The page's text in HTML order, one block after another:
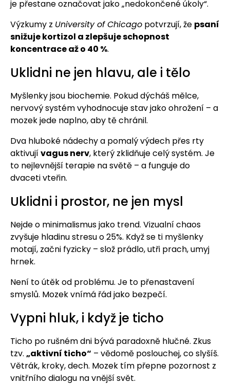
je přestane označovat jako „nedokončené úkoly“.
Výzkumy z University of Chicago potvrzují, že psaní
snižuje kortizol a zlepšuje schopnost
koncentrace až o 40 %.
Uklidni ne jen hlavu, ale i tělo
Myšlenky jsou biochemie. Pokud dýcháš mělce,
nervový systém vyhodnocuje stav jako ohrožení – a
mozek jede naplno, aby tě chránil.
Dva hluboké nádechy a pomalý výdech přes rty
aktivujívagus nerv, který zklidňuje celý systém. Je
to nejlevnější terapie na světě – a funguje do
dvaceti vteřin.
Uklidni i prostor, ne jen mysl
Nejde o minimalismus jako trend. Vizualní chaos
zvyšuje hladinu stresu o 25%. Když se ti myšlenky
motají, začni fyzicky – slož prádlo, utři prach, umyj
hrnek.
Není to útěk od problému. Je to přenastavení
smyslů. Mozek vnímá řád jako bezpečí.
Vypni hluk, i když je ticho
Ticho po rušném dni bývá paradoxně hlučné. Zkus
tzv. „aktivní ticho“ – vědomě poslouchej, co slyšíš.
Větrák, kroky, dech. Mozek tím přepne pozornost z
vnitřního dialogu na vnější svět.